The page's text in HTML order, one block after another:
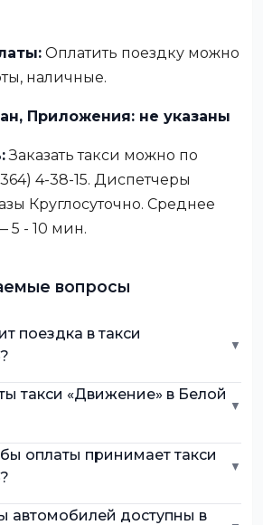
Оплатить поездку можно
наличные.
Приложения: не указаны
Заказать такси можно по
4-38-15. Диспетчеры
Круглосуточно. Среднее
5 - 10 мин.
вопросы
поездка в такси
▼
такси «Движение» в Белой
▼
оплаты принимает такси
▼
автомобилей доступны в